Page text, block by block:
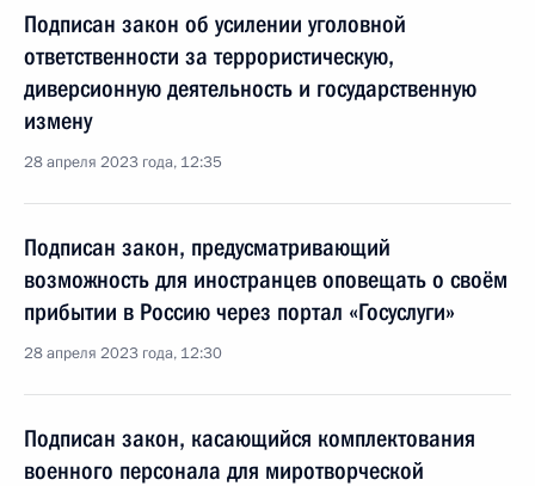
Подписан закон об усилении уголовной
ответственности за террористическую,
диверсионную деятельность и государственную
измену
28 апреля 2023 года, 12:35
Подписан закон, предусматривающий
возможность для иностранцев оповещать о своём
прибытии в Россию через портал «Госуслуги»
28 апреля 2023 года, 12:30
Подписан закон, касающийся комплектования
военного персонала для миротворческой